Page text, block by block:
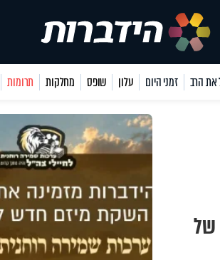
הרב זמני היום עלון שופס מחלקות תרומות
של